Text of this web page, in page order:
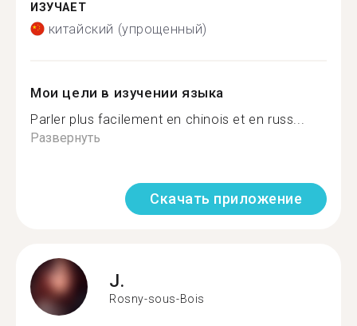
ИЗУЧАЕТ
китайский (упрощенный)
Мои цели в изучении языка
Parler plus facilement en chinois et en russ...
Развернуть
Скачать приложение
J.
Rosny-sous-Bois